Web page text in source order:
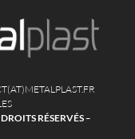
RÉSERVÉS–